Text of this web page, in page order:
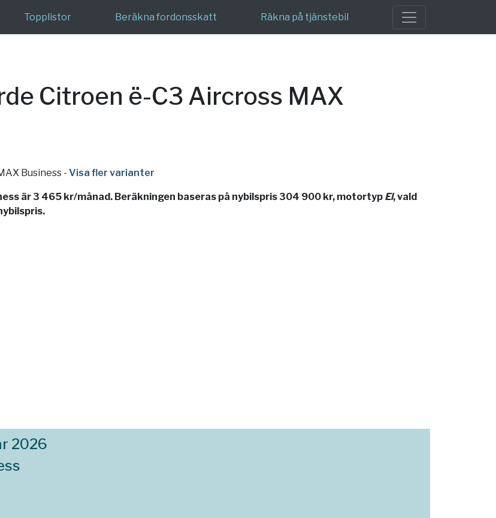
Topplistor Beräkna fordonsskatt Räkna på tjänstebil
Citroen ë-C3 Aircross MAX
Business - Visa fler varianter
är 3 465 kr/månad. Beräkningen baseras på nybilspris 304 900 kr, motortyp El, vald
2026